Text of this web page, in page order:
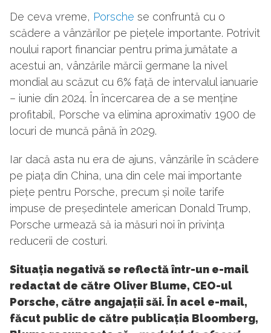
De ceva vreme, Porsche se confruntă cu o
scădere a vânzărilor pe piețele importante. Potrivit
noului raport financiar pentru prima jumătate a
acestui an, vânzările mărcii germane la nivel
mondial au scăzut cu 6% față de intervalul ianuarie
– iunie din 2024. În încercarea de a se menține
profitabil, Porsche va elimina aproximativ 1900 de
locuri de muncă până în 2029.
Iar dacă asta nu era de ajuns, vânzările în scădere
pe piața din China, una din cele mai importante
piețe pentru Porsche, precum și noile tarife
impuse de președintele american Donald Trump,
Porsche urmează să ia măsuri noi în privința
reducerii de costuri.
Situația negativă se reflectă într-un e-mail
redactat de către Oliver Blume, CEO-ul
Porsche, către angajații săi. În acel e-mail,
făcut public de către publicația Bloomberg,